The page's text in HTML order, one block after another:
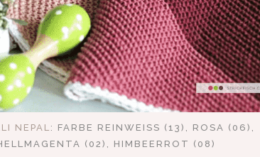
NEPAL: FARBE REINWEISS (13), ROSA (06), H
(02), HIMBEERROT (08)